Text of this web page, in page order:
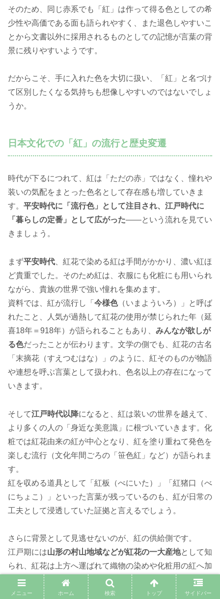
そのため、同じ赤系でも「紅」は作って得る色としての希
少性や高価である面も語られやすく、また退色しやすいこ
とから文書以外に採用されるものとしての記憶が言葉の背
景に残りやすいようです。
だからこそ、手に入れた色を大切に扱い、「紅」と名づけ
て区別したくなる気持ちも想像しやすいのではないでしょ
うか。
日本文化での「紅」の流行と歴史変遷
時代が下るにつれて、紅は「ただの赤」ではなく、憧れや
装いの気配をまとった色名として存在感も増していきま
す。 平安時代に「流行色」として注目され、江戸時代に
「暮らしの定番」として広がった――という流れを見てい
きましょう。
まず平安時代 、紅花で染める紅は手間がかかり、濃い紅ほ
ど貴重でした。そのため紅は、衣服にも化粧にも用いられ
ながら、貴族の世界で強い憧れを集めます。
資料では、紅が流行し「 今様色（いまよういろ）」と呼ば
れたこと、人気が過熱して紅花の使用が禁じられた年（延
喜18年＝918年）が語られることもあり、 みんなが欲しが
る色だったことが伝わります。文学の側でも、紅花の古名
「末摘花（すえつむはな）」のように、紅そのものが物語
や連想を呼ぶ言葉として扱われ、色名以上の存在になって
いきます。
そして江戸時代以降になると、紅は装いの世界を越えて、
より多くの人の「身近な美意識」に根づいていきます。化
粧では紅花由来の紅が中心となり、紅を塗り重ねて発色を
楽しむ流行（文化年間ごろの「笹色紅」など）が語られま
す。
紅を収める道具として「紅板（べにいた）」「紅猪口（べ
にちょこ）」といった言葉が残っているのも、紅が日常の
工夫として浸透していた証拠と言えるでしょう。
さらに背景として見逃せないのが、紅の供給側です。
江戸期には山形の村山地域などが紅花の一大産地として知
られ、紅花は上方へ運ばれて織物の染めや化粧用の紅へ加
工され、人々の暮らしを彩ったと説明されています。
つまり江戸の紅は、流行としてだけでなく、
産地・交易・
メニュー ホーム 検索 トップ サイドバー